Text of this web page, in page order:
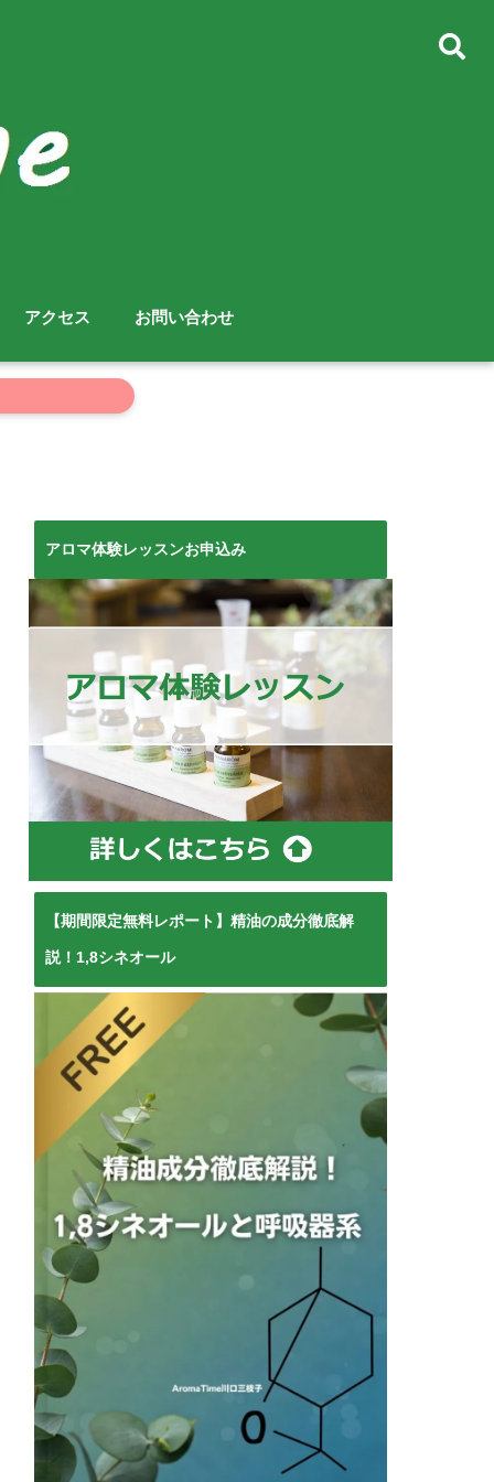
アクセス お問い合わせ
アロマ体験レッスンお申込み
【期間限定無料レポート】精油の成分徹底解
説！1,8シネオール